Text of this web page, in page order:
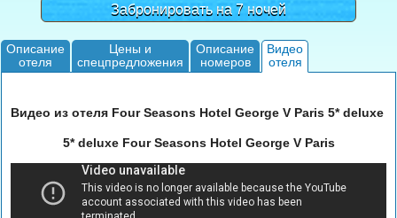
Забронировать на 7 ночей
Описание
отеля
Цены и
спецпредложения
Описание
номеров
Видео
отеля
Видео из отеля Four Seasons Hotel George V Paris 5* deluxe
5* deluxe Four Seasons Hotel George V Paris